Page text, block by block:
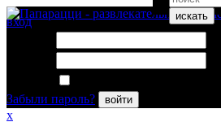
искать
вход
Забыли пароль?
войти
x